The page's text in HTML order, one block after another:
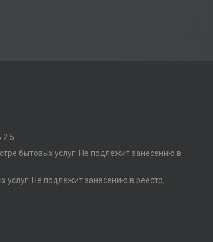
бытовых услуг: Не подлежит занесению в
услуг: Не подлежит занесению в реестр,